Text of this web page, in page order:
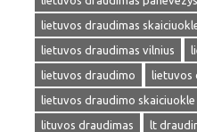
lietuvos draudimas
lietuvos draudimas vilnius
lietuvos draudimo
lietuvos
lietuvos draudimo skaiciuokle
lituvos draudimas
lt